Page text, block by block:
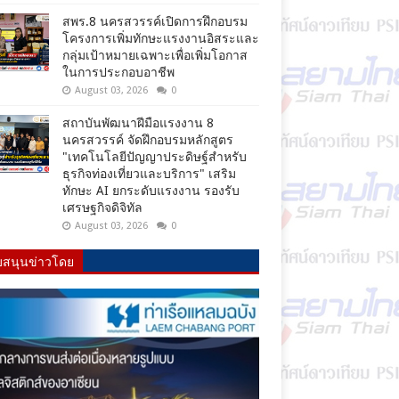
สพร.8 นครสวรรค์เปิดการฝึกอบรม
โครงการเพิ่มทักษะแรงงานอิสระและ
กลุ่มเป้าหมายเฉพาะเพื่อเพิ่มโอกาส
ในการประกอบอาชีพ
August 03, 2026 0
สถาบันพัฒนาฝีมือแรงงาน 8
นครสวรรค์ จัดฝึกอบรมหลักสูตร
"เทคโนโลยีปัญญาประดิษฐ์สำหรับ
ธุรกิจท่องเที่ยวและบริการ" เสริม
ทักษะ AI ยกระดับแรงงาน รองรับ
เศรษฐกิจดิจิทัล
August 03, 2026 0
นุนข่าวโดย